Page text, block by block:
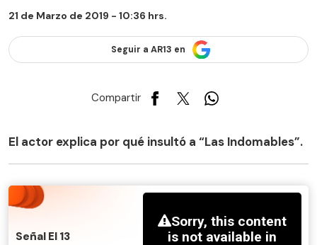
21 de Marzo de 2019 - 10:36 hrs.
Seguir a AR13 en
Compartir
El actor explica por qué insultó a “Las Indomables”.
Señal El 13